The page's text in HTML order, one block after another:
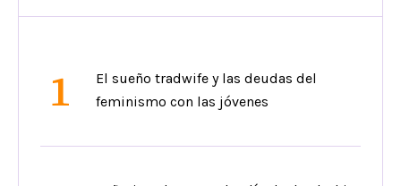
1
El sueño tradwife y las deudas del
feminismo con las jóvenes